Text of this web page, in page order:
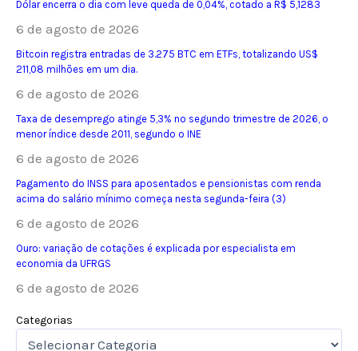
Dólar encerra o dia com leve queda de 0,04%, cotado a R$ 5,1283
6 de agosto de 2026
Bitcoin registra entradas de 3.275 BTC em ETFs, totalizando US$
211,08 milhões em um dia.
6 de agosto de 2026
Taxa de desemprego atinge 5,3% no segundo trimestre de 2026, o
menor índice desde 2011, segundo o INE
6 de agosto de 2026
Pagamento do INSS para aposentados e pensionistas com renda
acima do salário mínimo começa nesta segunda-feira (3)
6 de agosto de 2026
Ouro: variação de cotações é explicada por especialista em
economia da UFRGS
6 de agosto de 2026
Categorias